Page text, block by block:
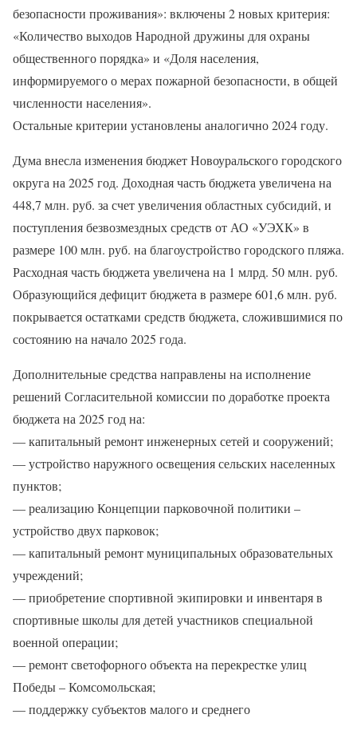
безопасности проживания»: включены 2 новых критерия:
«Количество выходов Народной дружины для охраны
общественного порядка» и «Доля населения,
информируемого о мерах пожарной безопасности, в общей
численности населения».
Остальные критерии установлены аналогично 2024 году.
Дума внесла изменения бюджет Новоуральского городского
округа на 2025 год. Доходная часть бюджета увеличена на
448,7 млн. руб. за счет увеличения областных субсидий, и
поступления безвозмездных средств от АО «УЭХК» в
размере 100 млн. руб. на благоустройство городского пляжа.
Расходная часть бюджета увеличена на 1 млрд. 50 млн. руб.
Образующийся дефицит бюджета в размере 601,6 млн. руб.
покрывается остатками средств бюджета, сложившимися по
состоянию на начало 2025 года.
Дополнительные средства направлены на исполнение
решений Согласительной комиссии по доработке проекта
бюджета на 2025 год на:
— капитальный ремонт инженерных сетей и сооружений;
— устройство наружного освещения сельских населенных
пунктов;
— реализацию Концепции парковочной политики –
устройство двух парковок;
— капитальный ремонт муниципальных образовательных
учреждений;
— приобретение спортивной экипировки и инвентаря в
спортивные школы для детей участников специальной
военной операции;
— ремонт светофорного объекта на перекрестке улиц
Победы – Комсомольская;
— поддержку субъектов малого и среднего